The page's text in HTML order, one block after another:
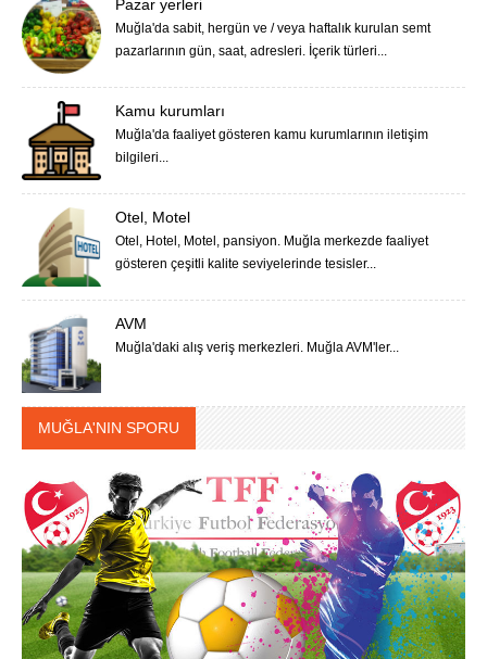
Pazar yerleri
Muğla'da sabit, hergün ve / veya haftalık kurulan semt
pazarlarının gün, saat, adresleri. İçerik türleri...
Kamu kurumları
Muğla'da faaliyet gösteren kamu kurumlarının iletişim
bilgileri...
Otel, Motel
Otel, Hotel, Motel, pansiyon. Muğla merkezde faaliyet
gösteren çeşitli kalite seviyelerinde tesisler...
AVM
Muğla'daki alış veriş merkezleri. Muğla AVM'ler...
MUĞLA'NIN SPORU